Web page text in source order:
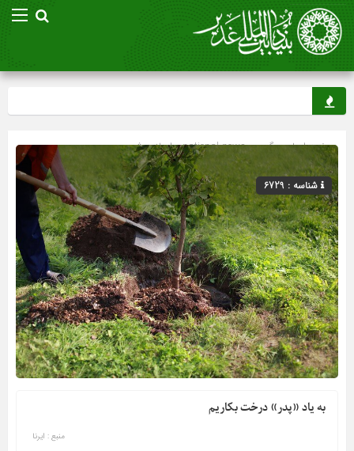
صفحه اصلی» گروه »national news
»اسلاید شو
شناسه : 6729
به یاد «پدر» درخت بکاریم
منبع : ایرنا